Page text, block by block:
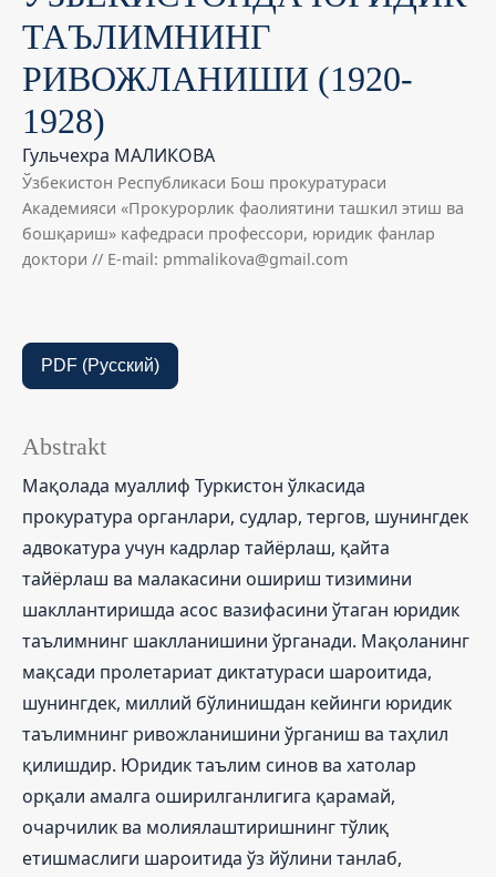
ТАЪЛИМНИНГ
РИВОЖЛАНИШИ (1920-
1928)
Гульчехра МАЛИКОВА
Ўзбекистон Республикаси Бош прокуратураси
Академияси «Прокурорлик фаолиятини ташкил этиш ва
бошқариш» кафедраси профессори, юридик фанлар
доктори // E-mail: pmmalikova@gmail.com
PDF (Русский)
Abstrakt
Мақолада муаллиф Туркистон ўлкасида
прокуратура органлари, судлар, тергов, шунингдек
адвокатура учун кадрлар тайёрлаш, қайта
тайёрлаш ва малакасини ошириш тизимини
шакллантиришда асос вазифасини ўтаган юридик
таълимнинг шаклланишини ўрганади. Мақоланинг
мақсади пролетариат диктатураси шароитида,
шунингдек, миллий бўлинишдан кейинги юридик
таълимнинг ривожланишини ўрганиш ва таҳлил
қилишдир. Юридик таълим синов ва хатолар
орқали амалга оширилганлигига қарамай,
очарчилик ва молиялаштиришнинг тўлиқ
етишмаслиги шароитида ўз йўлини танлаб,